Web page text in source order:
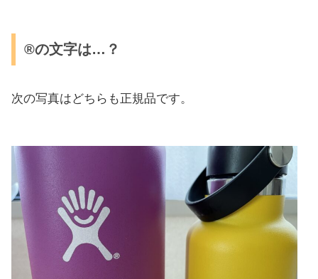
®️の文字は…？
次の写真はどちらも正規品です。